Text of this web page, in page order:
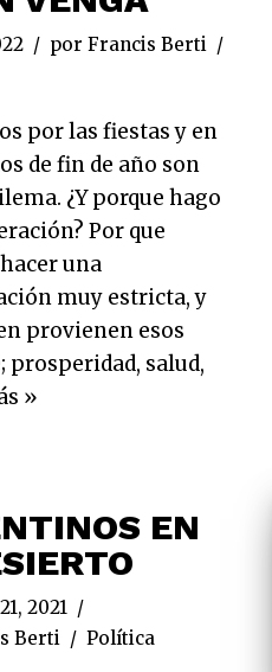
por Francis Berti
por las fiestas y en
de fin de año son
¿Y porque hago
Por que
una
muy estricta, y
provienen esos
prosperidad, salud,
»
EN
2021
Berti Política